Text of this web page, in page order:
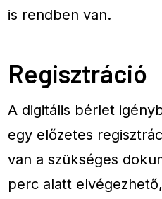
is rendben van.
Regisztráció
A digitális bérlet
egy előzetes
van a szükséges
perc alatt